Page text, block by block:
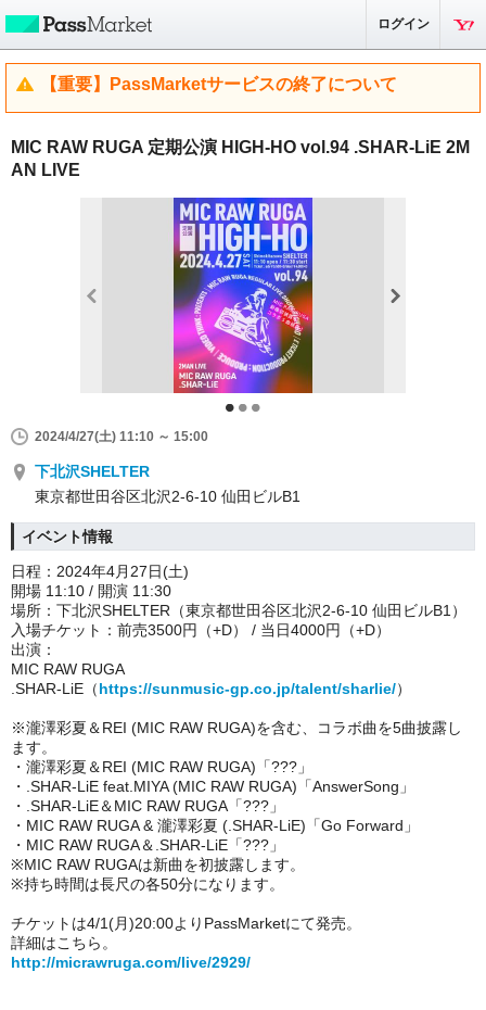
ログイン
【重要】PassMarketサービスの終了について
MIC RAW RUGA 定期公演 HIGH-HO vol.94 .SHAR-LiE 2M
AN LIVE
2024/4/27(土) 11:10 ～ 15:00
下北沢SHELTER
東京都世田谷区北沢2-6-10 仙田ビルB1
イベント情報
日程：2024年4月27日(土)
開場 11:10 / 開演 11:30
場所：下北沢SHELTER（東京都世田谷区北沢2-6-10 仙田ビルB1）
入場チケット：前売3500円（+D） / 当日4000円（+D）
出演：
MIC RAW RUGA
.SHAR-LiE（https://sunmusic-gp.co.jp/talent/sharlie/）
※瀧澤彩夏＆REI (MIC RAW RUGA)を含む、コラボ曲を5曲披露し
ます。
・瀧澤彩夏＆REI (MIC RAW RUGA)「???」
・.SHAR-LiE feat.MIYA (MIC RAW RUGA)「AnswerSong」
・.SHAR-LiE＆MIC RAW RUGA「???」
・MIC RAW RUGA & 瀧澤彩夏 (.SHAR-LiE)「Go Forward」
・MIC RAW RUGA＆.SHAR-LiE「???」
※MIC RAW RUGAは新曲を初披露します。
※持ち時間は長尺の各50分になります。
チケットは4/1(月)20:00よりPassMarketにて発売。
詳細はこちら。
http://micrawruga.com/live/2929/